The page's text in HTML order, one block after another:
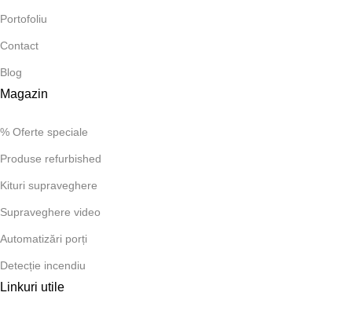
Portofoliu
Contact
Blog
Magazin
% Oferte speciale
Produse refurbished
Kituri supraveghere
Supraveghere video
Automatizări porți
Detecție incendiu
Linkuri utile